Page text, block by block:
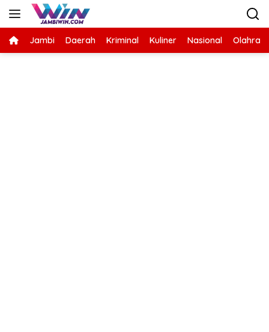
Langsung
Jambi Daerah Kriminal Kuliner Nasional